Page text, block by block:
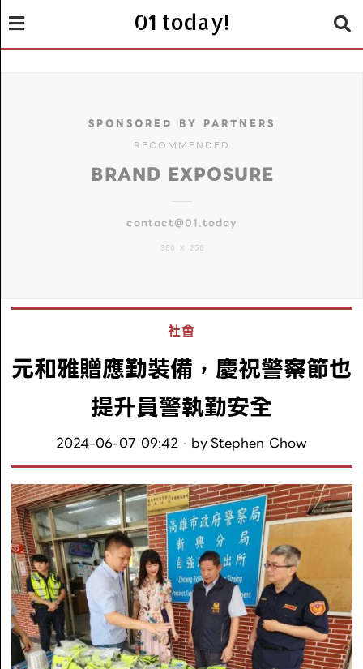
01 today!
SPONSORED BY PARTNERS
RECOMMENDED
BRAND EXPOSURE
contact@01.today
300 X 250
社會
元和雅贈應勤裝備，慶祝警察節也
提升員警執勤安全
2024-06-07 09:42 byStephen Chow